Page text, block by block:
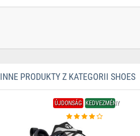
INNE PRODUKTY Z KATEGORII SHOES
ÚJDONSÁG KEDVEZMÉNY